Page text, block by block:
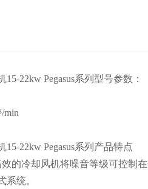
22kw Pegasus系列型号参数：
min
22kw Pegasus系列产品特点
的冷却风机将噪音等级可控制
系统。